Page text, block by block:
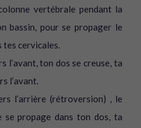
vertébrale pendant la
bassin, pour se propager le
tes cervicales.
l’avant, ton dos se creuse, ta
l’avant.
l’arrière (rétroversion) , le
se propage dans ton dos, ta